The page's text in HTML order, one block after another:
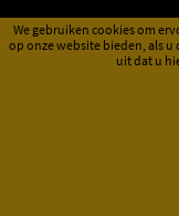
We gebruiken cookies om
op onze website bieden, als u
uit dat u